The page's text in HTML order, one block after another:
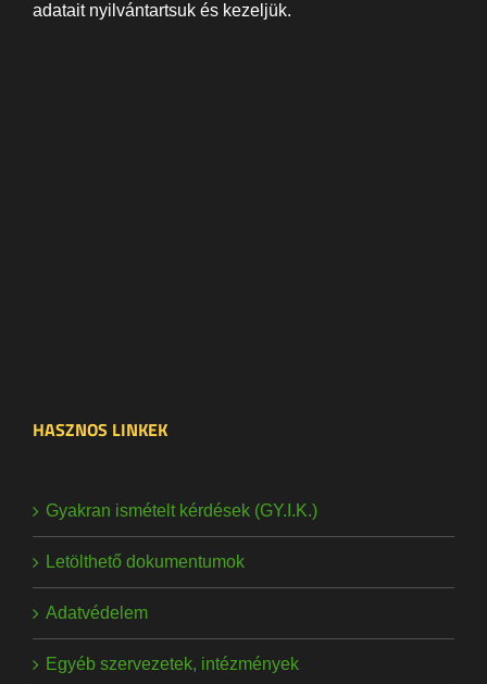
adatait nyilvántartsuk és kezeljük.
HASZNOS LINKEK
Gyakran ismételt kérdések (GY.I.K.)
Letölthető dokumentumok
Adatvédelem
Egyéb szervezetek, intézmények